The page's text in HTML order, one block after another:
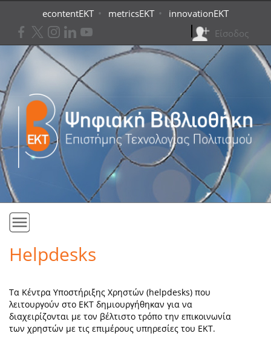
econtentEKT • metricsEKT •
innovationEKT
Είσοδος
Αρχική
Συλλογές
Ανακοινώσεις
Περισσότερα
Helpdesks
Τα Κέντρα Υποστήριξης Χρηστών (helpdesks) που
λειτουργούν στο ΕΚΤ δημιουργήθηκαν για να
διαχειρίζονται με τον βέλτιστο τρόπο την επικοινωνία
των χρηστών με τις επιμέρους υπηρεσίες του ΕΚΤ.